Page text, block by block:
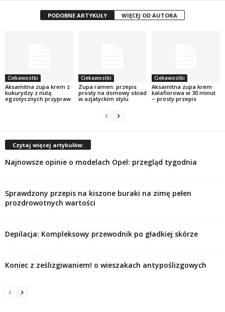
PODOBNE ARTYKUŁY WIĘCEJ OD AUTORA
Ciekawostki
Aksamitna zupa krem z
kukurydzy z nutą
egzotycznych przypraw
Ciekawostki
Zupa ramen: przepis
prosty na domowy obiad
w azjatyckim stylu
Ciekawostki
Aksamitna zupa krem
kalafiorowa w 30 minut
– prosty przepis
Czytaj więcej artykułów:
Najnowsze opinie o modelach Opel: przegląd tygodnia
Sprawdzony przepis na kiszone buraki na zimę pełen
prozdrowotnych wartości
Depilacja: Kompleksowy przewodnik po gładkiej skórze
Koniec z ześlizgiwaniem! o wieszakach antypoślizgowych